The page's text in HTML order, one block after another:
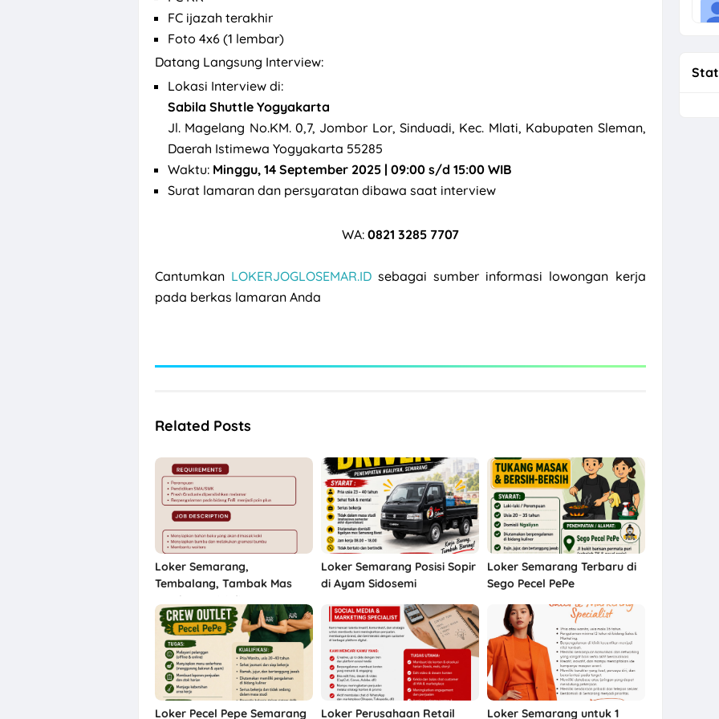
FC ijazah terakhir
Foto 4x6 (1 lembar)
Datang Langsung Interview:
Lokasi Interview di:
Sabila Shuttle Yogyakarta
Jl. Magelang No.KM. 0,7, Jombor Lor, Sinduadi, Kec. Mlati, Kabupaten Sleman,
Daerah Istimewa Yogyakarta 55285
Waktu: Minggu, 14 September 2025 | 09:00 s/d 15:00 WIB
Surat lamaran dan persyaratan dibawa saat interview
WA: 0821 3285 7707
Cantumkan LOKERJOGLOSEMAR.ID sebagai sumber informasi lowongan kerja
pada berkas lamaran Anda
Related Posts
Loker Semarang,
Tembalang, Tambak Mas
untuk 3 Posisi di CV Pesta
Abadi
Loker Semarang Posisi Sopir
di Ayam Sidosemi
Loker Semarang Terbaru di
Sego Pecel PePe
Loker Pecel Pepe Semarang Loker Perusahaan Retail Loker Semarang untuk 1